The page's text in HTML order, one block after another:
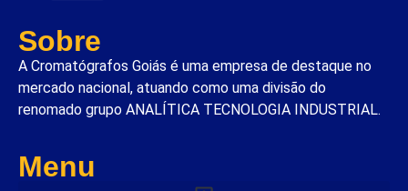
Sobre
A Cromatógrafos Goiás é uma empresa de destaque no
mercado nacional, atuando como uma divisão do
renomado grupo ANALÍTICA TECNOLOGIA INDUSTRIAL.
Menu